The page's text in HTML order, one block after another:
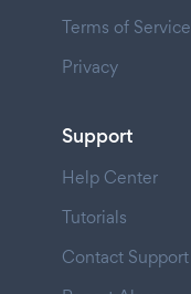
Terms of Service
Privacy
Support
Help Center
Tutorials
Contact Support